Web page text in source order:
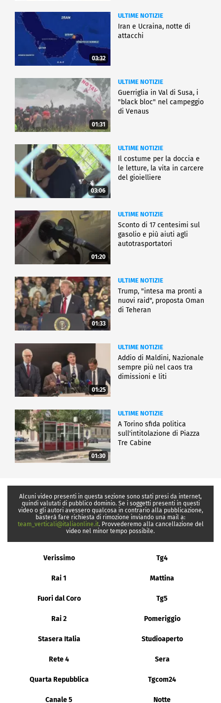
03:32
ULTIME NOTIZIE
Iran e Ucraina, notte di
attacchi
01:31
ULTIME NOTIZIE
Guerriglia in Val di Susa, i
"black bloc" nel campeggio
di Venaus
03:06
ULTIME NOTIZIE
Il costume per la doccia e
le letture, la vita in carcere
del gioielliere
01:20
ULTIME NOTIZIE
Sconto di 17 centesimi sul
gasolio e più aiuti agli
autotrasportatori
01:33
ULTIME NOTIZIE
Trump, "intesa ma pronti a
nuovi raid", proposta Oman
di Teheran
01:25
ULTIME NOTIZIE
Addio di Maldini, Nazionale
sempre più nel caos tra
dimissioni e liti
01:30
ULTIME NOTIZIE
A Torino sfida politica
sull'intitolazione di Piazza
Tre Cabine
Alcuni video presenti in questa sezione sono stati presi da internet,
quindi valutati di pubblico dominio. Se i soggetti presenti in questi
video o gli autori avessero qualcosa in contrario alla pubblicazione,
basterà fare richiesta di rimozione inviando una mail a:
team_verticali@italiaonline.it. Provvederemo alla cancellazione del
video nel minor tempo possibile.
Verissimo Tg4
Rai 1 Mattina
Fuori dal Coro Tg5
Rai 2 Pomeriggio
Stasera Italia Studioaperto
Rete 4 Sera
Quarta Repubblica Tgcom24
Canale 5 Notte